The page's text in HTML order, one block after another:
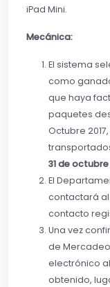
iPad Mini.
Mecánica:
El sistema
como
que haya
paquetes
Octubre
31 de octubre
El
contactará
contacto
Una vez
de
electrónico
obtenido,